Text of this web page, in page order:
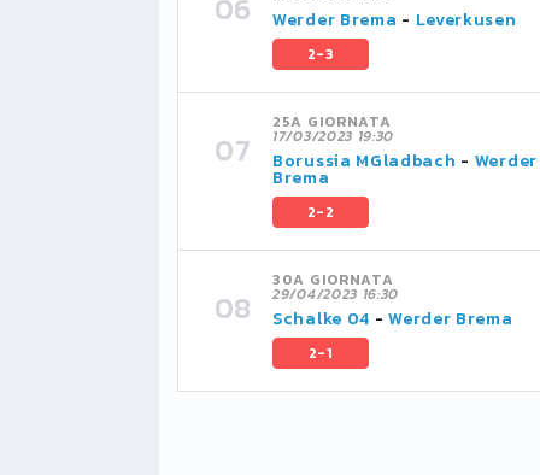
Werder Brema - Leverkusen
2-3
25A GIORNATA
17/03/2023 19:30
Borussia MGladbach - Werder
Brema
2-2
30A GIORNATA
29/04/2023 16:30
Schalke 04 -Werder Brema
2-1